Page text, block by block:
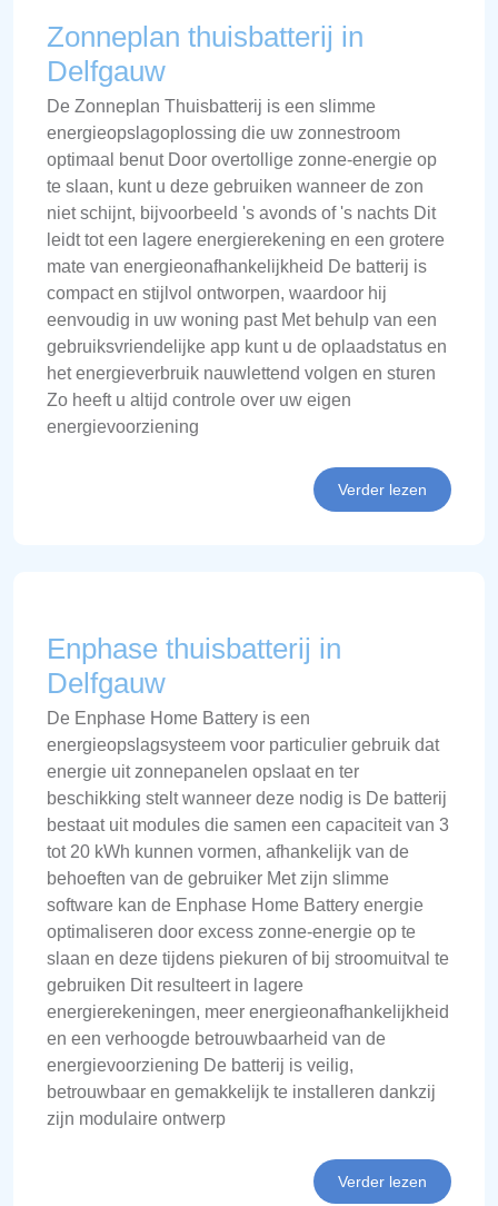
Zonneplan thuisbatterij in
Delfgauw
De Zonneplan Thuisbatterij is een slimme
energieopslagoplossing die uw zonnestroom
optimaal benut Door overtollige zonne-energie op
te slaan, kunt u deze gebruiken wanneer de zon
niet schijnt, bijvoorbeeld 's avonds of 's nachts Dit
leidt tot een lagere energierekening en een grotere
mate van energieonafhankelijkheid De batterij is
compact en stijlvol ontworpen, waardoor hij
eenvoudig in uw woning past Met behulp van een
gebruiksvriendelijke app kunt u de oplaadstatus en
het energieverbruik nauwlettend volgen en sturen
Zo heeft u altijd controle over uw eigen
energievoorziening
Verder lezen
Enphase thuisbatterij in
Delfgauw
De Enphase Home Battery is een
energieopslagsysteem voor particulier gebruik dat
energie uit zonnepanelen opslaat en ter
beschikking stelt wanneer deze nodig is De batterij
bestaat uit modules die samen een capaciteit van 3
tot 20 kWh kunnen vormen, afhankelijk van de
behoeften van de gebruiker Met zijn slimme
software kan de Enphase Home Battery energie
optimaliseren door excess zonne-energie op te
slaan en deze tijdens piekuren of bij stroomuitval te
gebruiken Dit resulteert in lagere
energierekeningen, meer energieonafhankelijkheid
en een verhoogde betrouwbaarheid van de
energievoorziening De batterij is veilig,
betrouwbaar en gemakkelijk te installeren dankzij
zijn modulaire ontwerp
Verder lezen